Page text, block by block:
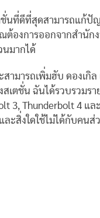
ชั่นที่ดีที่สุดสามารถแก้ปั
ต้องการออกจากสำนั
มากได้
ามารถเพิ่มฮับ ดองเกิ
สเตชั่น ฉันได้รวบรวมร
3, Thunderbolt 4 แ
และสิ่งใดใช้ไม่ได้กับค